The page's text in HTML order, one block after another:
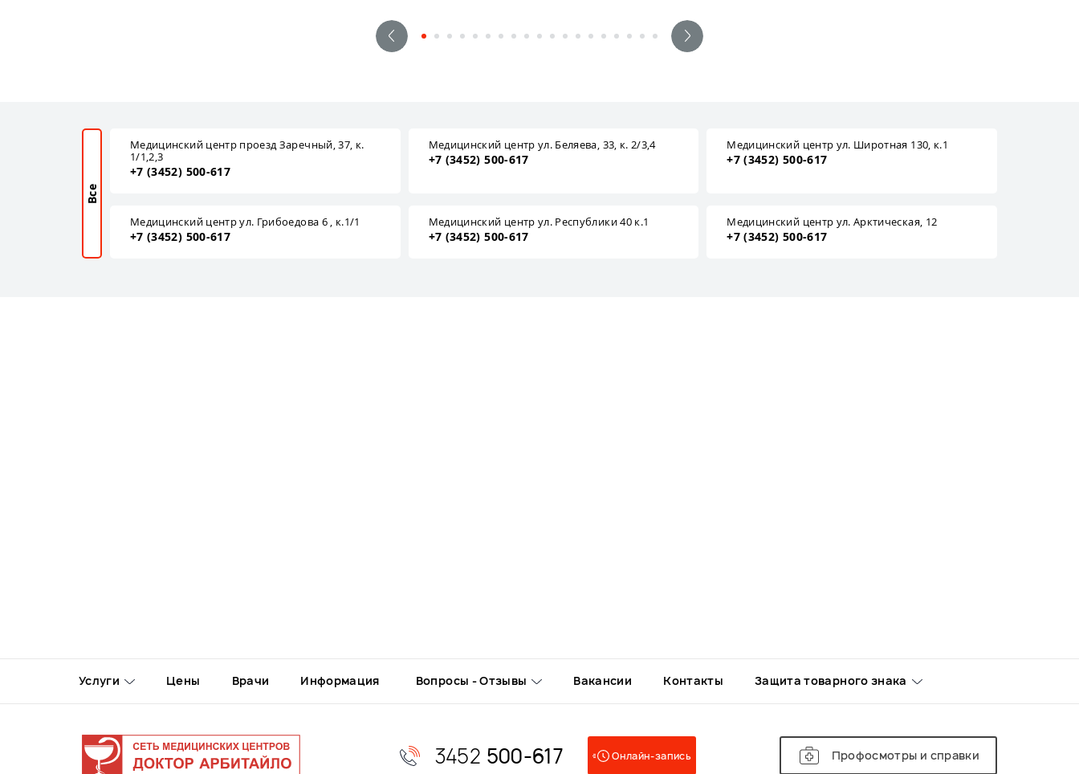
Медицинский центр проезд Заречный, 37, к.
1/1,2,3
+7 (3452) 500-617
Медицинский центр ул. Беляева, 33, к. 2/3,4
+7 (3452) 500-617
Медицинский центр ул. Широтная 130, к.1
+7 (3452) 500-617
Медицинский центр ул. Грибоедова 6 , к.1/1
+7 (3452) 500-617
Медицинский центр ул. Республики 40 к.1
+7 (3452) 500-617
Медицинский центр ул. Арктическая, 12
+7 (3452) 500-617
Все
Услуги Цены Врачи Информация Вопросы - Отзывы Вакансии Контакты Защита товарного знака
3452 500-617 Онлайн-запись Профосмотры и справки